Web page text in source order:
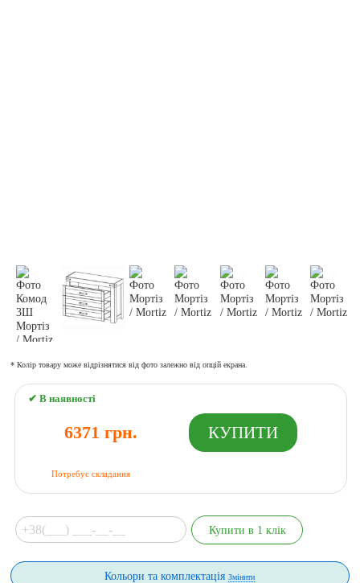
* Колір товару може відрізнятися від фото залежно від опцій екрана.
✔ В наявності
6371 грн.
Потребує складання
Кольори та комплектаціяЗмінити